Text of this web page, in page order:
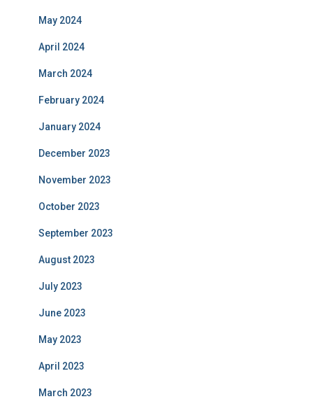
May 2024
April 2024
March 2024
February 2024
January 2024
December 2023
November 2023
October 2023
September 2023
August 2023
July 2023
June 2023
May 2023
April 2023
March 2023